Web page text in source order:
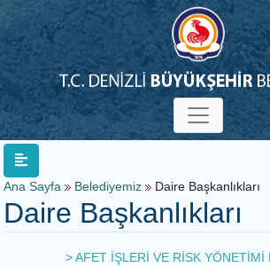
Ana Sayfa Belediyemiz Daire Başkanlıkları
Daire Başkanlıkları
> AFET İŞLERİ VE RİSK YÖNETİMİ